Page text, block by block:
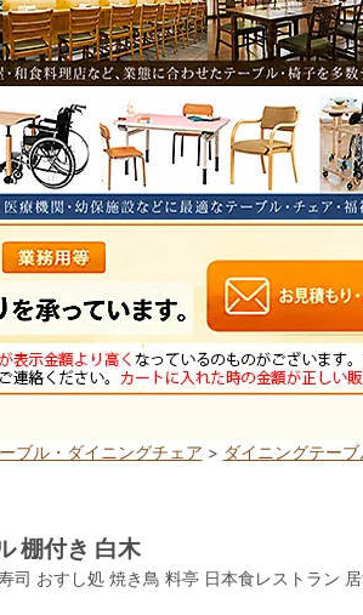
ブル・ダイニングチェア > ダイニングテー
棚付き 白木
司 おすし処 焼き鳥 料亭 日本食レストラン